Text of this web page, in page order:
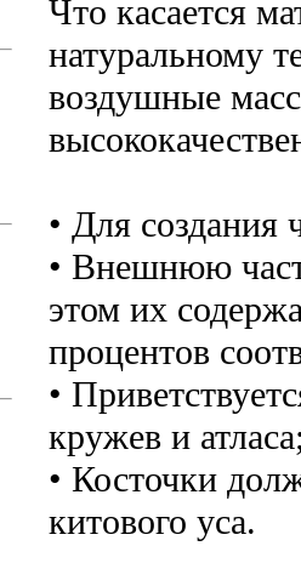
Что касается
натуральному
воздушные
• Для создания
• Внешнюю
этом их
процентов
•
кружев и
• Косточки
китового уса.